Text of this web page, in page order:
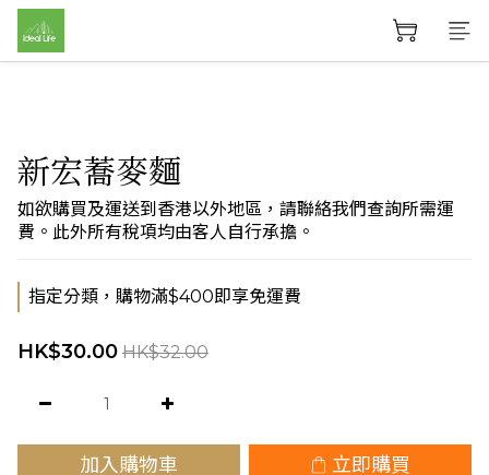
新宏蕎麥麵
如欲購買及運送到香港以外地區，請聯絡我們查詢所需運
費。此外所有稅項均由客人自行承擔。
指定分類，購物滿$400即享免運費
HK$30.00 HK$32.00
加入購物車 立即購買